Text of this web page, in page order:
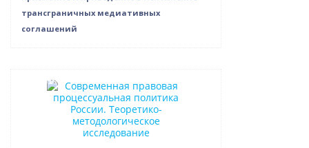
трансграничных медиативных
соглашений
Новинка